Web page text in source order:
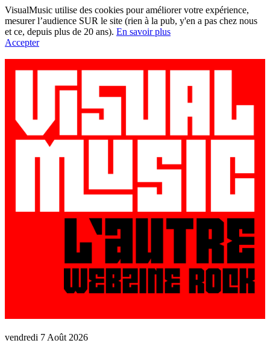
VisualMusic utilise des cookies pour améliorer votre expérience,
mesurer l’audience SUR le site (rien à la pub, y'en a pas chez nous
et ce, depuis plus de 20 ans). En savoir plus
Accepter
vendredi 7 Août 2026